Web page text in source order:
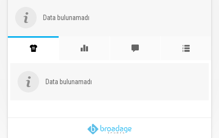
Data bulunamadı
Data bulunamadı